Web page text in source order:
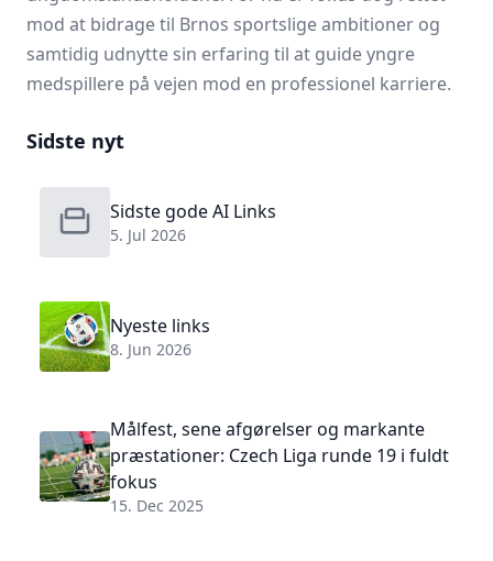
mod at bidrage til Brnos sportslige ambitioner og
samtidig udnytte sin erfaring til at guide yngre
medspillere på vejen mod en professionel karriere.
Sidste nyt
Sidste gode AI Links
5. Jul 2026
Nyeste links
8. Jun 2026
Målfest, sene afgørelser og markante
præstationer: Czech Liga runde 19 i fuldt
fokus
15. Dec 2025